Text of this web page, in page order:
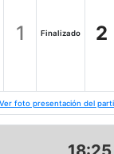
1 Finalizado 2
Ver foto presentación del